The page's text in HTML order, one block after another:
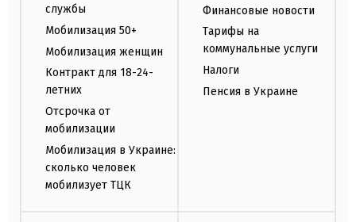
службы
Мобилизация 50+
Мобилизация женщин
Контракт для 18-24-
летних
Отсрочка от
мобилизации
Мобилизация в Украине:
сколько человек
мобилизует ТЦК
Финансовые новости
Тарифы на
коммунальные услуги
Налоги
Пенсия в Украине